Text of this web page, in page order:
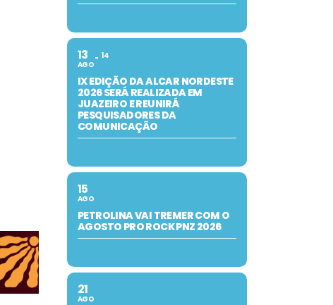
13
AGO
14
IX EDIÇÃO DA ALCAR NORDESTE
2026 SERÁ REALIZADA EM
JUAZEIRO E REUNIRÁ
PESQUISADORES DA
COMUNICAÇÃO
15
AGO
PETROLINA VAI TREMER COM O
AGOSTO PRO ROCK PNZ 2026
21
AGO